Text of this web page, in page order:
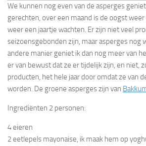
We kunnen nog even van de asperges
gerechten, over een maand is de oogst
weer een jaartje wachten. Er zijn niet veel
seizoensgebonden zijn, maar asperges nog
andere manier geniet ik dan nog meer van
er van bewust dat ze er tijdelijk zijn, en niet,
producten, het hele jaar door omdat ze van
worden. De groene asperges zijn van
Ingrediënten 2 personen:
4 eieren
2 eetlepels mayonaise, ik maak hem op